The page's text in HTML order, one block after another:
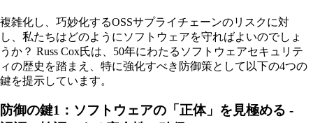
複雑化し、巧妙化するOSSサプライチェーンのリスクに対
し、私たちはどのようにソフトウェアを守ればよいのでしょ
うか？ Russ Cox氏は、50年にわたるソフトウェアセキュリテ
ィの歴史を踏まえ、特に強化すべき防御策として以下の4つの
鍵を提示しています。
防御の鍵1：ソフトウェアの「正体」を見極める -